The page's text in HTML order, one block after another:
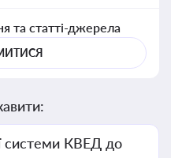
та статті-джерела
системи КВЕД до